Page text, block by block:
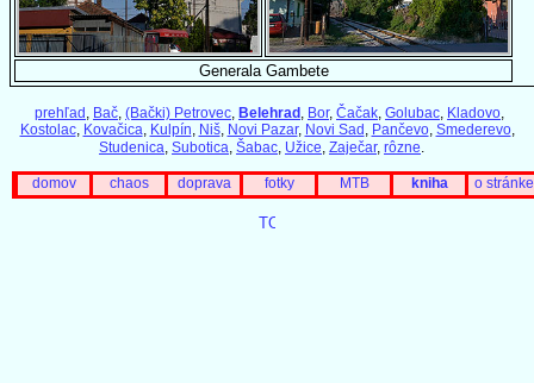
Generala Gambete
prehľad Bač (Bački) Petrovec Belehrad Bor, Čačak Golubac Kladovo
Kostolac, Kovačica Kulpín Niš, Novi Pazar, Novi Sad Pančevo, Smederevo,
Studenica Subotica Šabac Užice Zaječar, rôzne
domov chaos doprava fotky MTB kniha o stránke